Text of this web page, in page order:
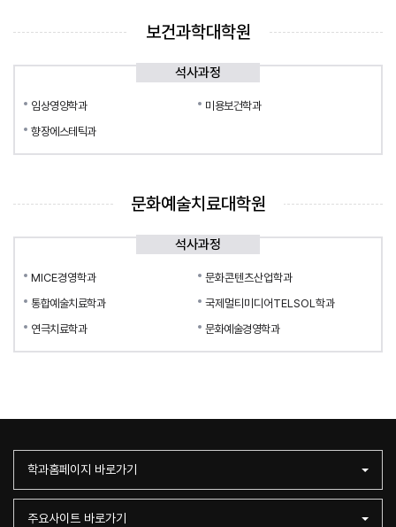
보건과학대학원
석사과정
임상영양학과
미용보건학과
향장에스테틱과
문화예술치료대학원
석사과정
MICE경영학과
문화콘텐츠산업학과
통합예술치료학과
국제멀티미디어TELSOL학과
연극치료학과
문화예술경영학과
주요사이트 바로가기
학과홈페이지 바로가기